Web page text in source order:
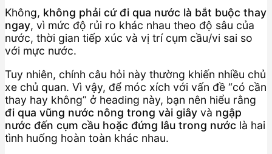
Không, không phải cứ đi qua nước là bắt buộc thay
ngay, vì mức độ rủi ro khác nhau theo độ sâu của
nước, thời gian tiếp xúc và vị trí cụm cầu/vi sai so
với mực nước.
Tuy nhiên, chính câu hỏi này thường khiến nhiều chủ
xe chủ quan. Vì vậy, để móc xích với vấn đề “có cần
thay hay không” ở heading này, bạn nên hiểu rằng
đi qua vũng nước nông trong vài giây và ngập
nước đến cụm cầu hoặc đứng lâu trong nước là hai
tình huống hoàn toàn khác nhau.